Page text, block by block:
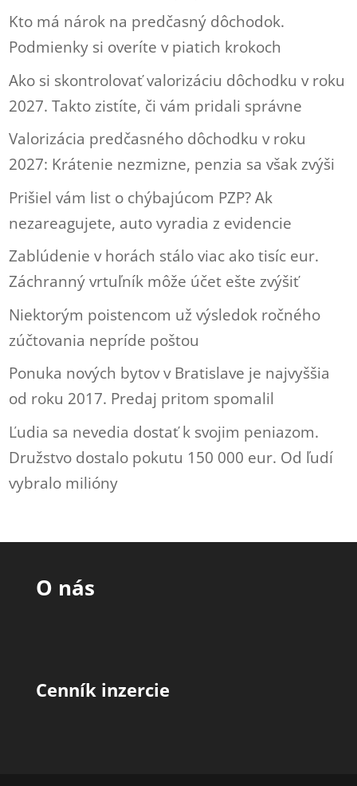
Kto má nárok na predčasný dôchodok.
Podmienky si overíte v piatich krokoch
Ako si skontrolovať valorizáciu dôchodku v roku
2027. Takto zistíte, či vám pridali správne
Valorizácia predčasného dôchodku v roku
2027: Krátenie nezmizne, penzia sa však zvýši
Prišiel vám list o chýbajúcom PZP? Ak
nezareagujete, auto vyradia z evidencie
Zablúdenie v horách stálo viac ako tisíc eur.
Záchranný vrtuľník môže účet ešte zvýšiť
Niektorým poistencom už výsledok ročného
zúčtovania nepríde poštou
Ponuka nových bytov v Bratislave je najvyššia
od roku 2017. Predaj pritom spomalil
Ľudia sa nevedia dostať k svojim peniazom.
Družstvo dostalo pokutu 150 000 eur. Od ľudí
vybralo milióny
O nás
Cenník inzercie